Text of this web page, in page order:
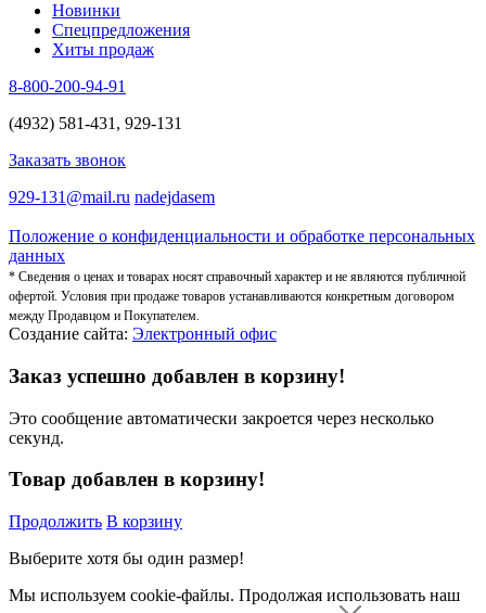
Новинки
Спецпредложения
Хиты продаж
8-800-200-94-91
(4932) 581-431, 929-131
Заказать звонок
929-131@mail.ru nadejdasem
Положение о конфиденциальности и обработке персональных
данных
* Сведения о ценах и товарах носят справочный характер и не являются публичной
офертой. Условия при продаже товаров устанавливаются конкретным договором
между Продавцом и Покупателем.
Создание сайта: Электронный офис
Заказ успешно добавлен в корзину!
Это сообщение автоматически закроется через несколько
секунд.
Товар добавлен в корзину!
Продолжить В корзину
Выберите хотя бы один размер!
Мы используем cookie-файлы. Продолжая использовать наш